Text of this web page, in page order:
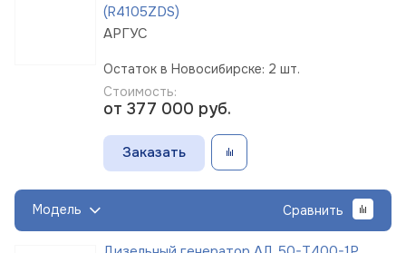
(R4105ZDS)
АРГУС
Остаток в Новосибирске: 2 шт.
Стоимость:
от 377 000 руб.
Заказать
Модель Сравнить